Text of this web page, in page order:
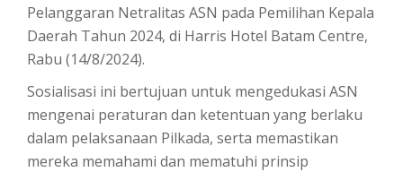
Pelanggaran Netralitas ASN pada Pemilihan Kepala
Daerah Tahun 2024, di Harris Hotel Batam Centre,
Rabu (14/8/2024).
Sosialisasi ini bertujuan untuk mengedukasi ASN
mengenai peraturan dan ketentuan yang berlaku
dalam pelaksanaan Pilkada, serta memastikan
mereka memahami dan mematuhi prinsip